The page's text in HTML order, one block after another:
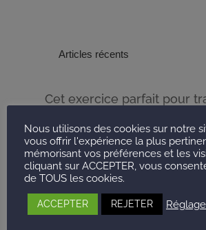
Articles récents
Cet exercice parfait pour
Faut-il faire sa séance de
matin ou le soir d’après la
Protéine, glucide, lipide,
favoriser pour la perte de
Nous utilisons des cookies sur notre
vous offrir l'expérience la plus
mémorisant vos préférences et les
cliquant sur ACCEPTER, vous
de TOUS les cookies.
ACCEPTER REJETER